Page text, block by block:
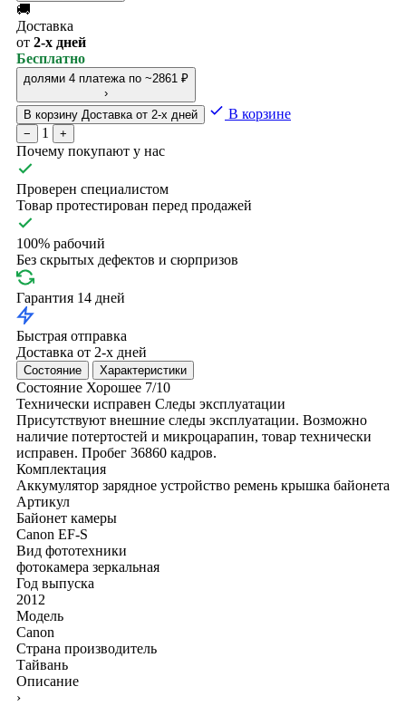
🚚
Доставка
от 2-х дней
Бесплатно
долями 4 платежа по ~2861 ₽
›
В корзину Доставка от 2-х дней В корзине
− 1 +
Почему покупают у нас
Проверен специалистом
Товар протестирован перед продажей
100% рабочий
Без скрытых дефектов и сюрпризов
Гарантия 14 дней
Быстрая отправка
Доставка от 2-х дней
Состояние Характеристики
Состояние Хорошее 7/10
Технически исправен Следы эксплуатации
Присутствуют внешние следы эксплуатации. Возможно
наличие потертостей и микроцарапин, товар технически
исправен. Пробег 36860 кадров.
Комплектация
Аккумулятор зарядное устройство ремень крышка байонета
Артикул
Байонет камеры
Canon EF-S
Вид фототехники
фотокамера зеркальная
Год выпуска
2012
Модель
Canon
Страна производитель
Тайвань
Описание
›